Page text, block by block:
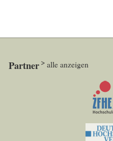
Partner alle anzeigen